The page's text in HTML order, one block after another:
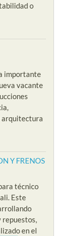
o
importante
vacante
arquitectura
Y FRENOS
técnico
Este
repuestos,
en el